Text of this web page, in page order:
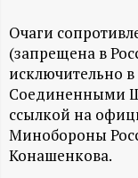
А
Н
-
и
Очаги
(запрещена в
исключительно
Соединенными
ссылкой на
Минобороны
Конашенкова.